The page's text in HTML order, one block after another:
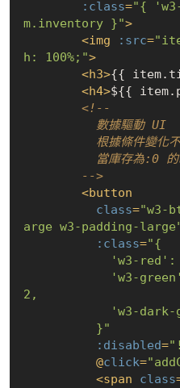
:class="{
m.inventory }">
<img :src=
h: 100%;">
<h3>{{
<h4>${{
<!--
        -->
<button
class="w3-
arge w3-padding-
:class="{
2,
          }"
:disabled=
          @
click=
<span class